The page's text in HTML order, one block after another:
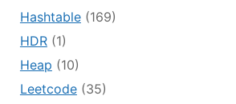
Hashtable(169)
HDR(1)
Heap (10)
Leetcode(35)